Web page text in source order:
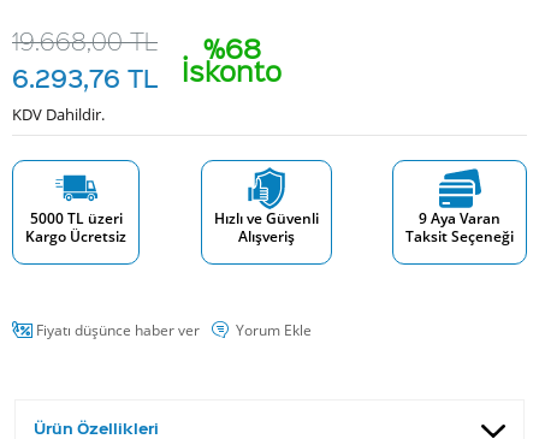
%68
İskonto
19.668,00TL
6.293,76 TL
KDV Dahildir.
5000 TL üzeri
Kargo Ücretsiz
Hızlı ve Güvenli
Alışveriş
9 Aya Varan
Taksit Seçeneği
Fiyatı düşünce haber ver Yorum Ekle
Ürün Özellikleri